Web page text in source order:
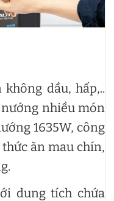
dầu, hấp,..
nhiều món
1635W, công
ăn mau chín,
dung tích chứa